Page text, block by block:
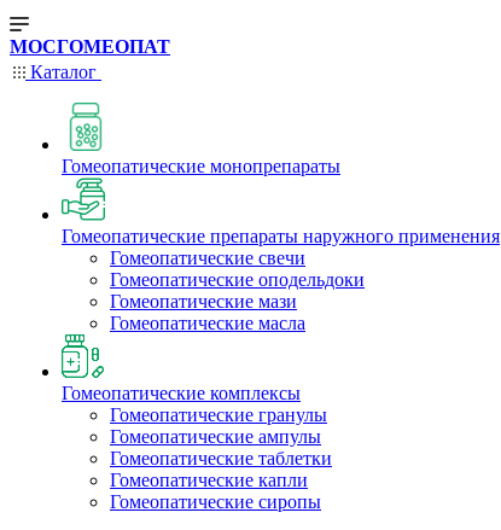
МОСГОМЕОПАТ
Каталог
Гомеопатические монопрепараты
Гомеопатические препараты наружного применения
Гомеопатические свечи
Гомеопатические оподельдоки
Гомеопатические мази
Гомеопатические масла
Гомеопатические комплексы
Гомеопатические гранулы
Гомеопатические ампулы
Гомеопатические таблетки
Гомеопатические капли
Гомеопатические сиропы